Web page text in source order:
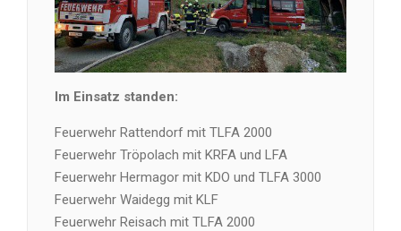
Im Einsatz standen:
Feuerwehr Rattendorf mit TLFA 2000
Feuerwehr Tröpolach mit KRFA und LFA
Feuerwehr Hermagor mit KDO und TLFA 3000
Feuerwehr Waidegg mit KLF
Feuerwehr Reisach mit TLFA 2000